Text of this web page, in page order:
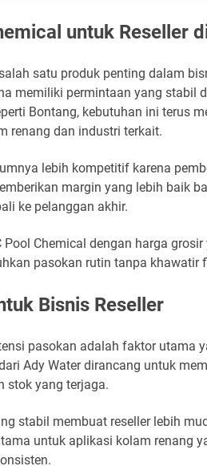
untuk Reseller
satu produk penting dalam
memiliki permintaan yang stabil
Bontang, kebutuhan ini terus
renang dan industri terkait.
lebih kompetitif karena
margin yang lebih baik
ke pelanggan akhir.
Pool Chemical dengan harga
pasokan rutin tanpa khawatir
Bisnis Reseller
pasokan adalah faktor utama
Ady Water dirancang untuk
stok yang terjaga.
stabil membuat reseller lebih
untuk aplikasi kolam renang